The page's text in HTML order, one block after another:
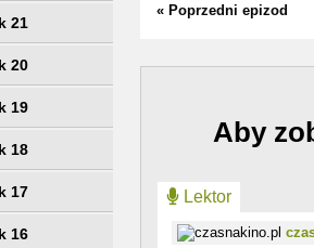
21
20
19
18
17
16
« Poprzedni epizod
Aby
Lektor